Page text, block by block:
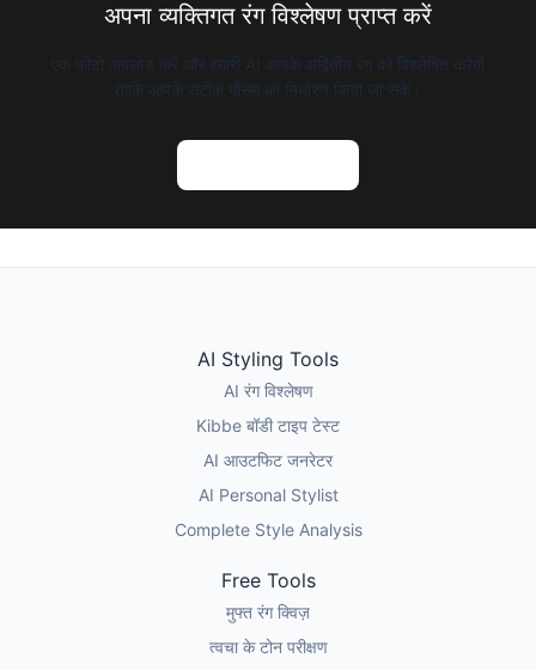
अपना व्यक्तिगत रंग विश्लेषण प्राप्त करें
एक फोटो अपलोड करें और हमारी AI आपके अद्वितीय रंग को विश्लेषित करेगी
ताकि आपके सटीक मौसम का निर्धारण किया जा सके।
AI Styling Tools
AI रंग विश्लेषण
Kibbe बॉडी टाइप टेस्ट
AI आउटफिट जनरेटर
AI Personal Stylist
Complete Style Analysis
Free Tools
मुफ्त रंग क्विज़
त्वचा के टोन परीक्षण